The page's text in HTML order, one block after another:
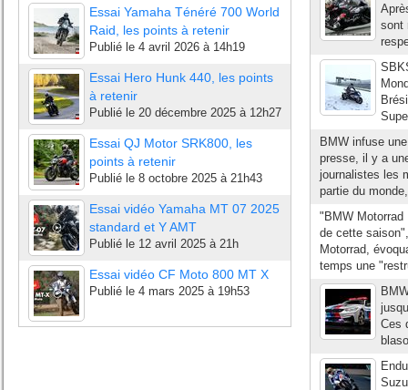
Essai Yamaha Ténéré 700 World
Raid, les points à retenir
Publié le 4 avril 2026 à 14h19
Essai Hero Hunk 440, les points
à retenir
Publié le 20 décembre 2025 à 12h27
Essai QJ Motor SRK800, les
points à retenir
Publié le 8 octobre 2025 à 21h43
Essai vidéo Yamaha MT 07 2025
standard et Y AMT
Publié le 12 avril 2025 à 21h
Essai vidéo CF Moto 800 MT X
Publié le 4 mars 2025 à 19h53
sont
BMW infuse
presse, il y a
journalistes les
partie du
"BMW Motorrad
de cette
Motorrad,
temps une
Ces